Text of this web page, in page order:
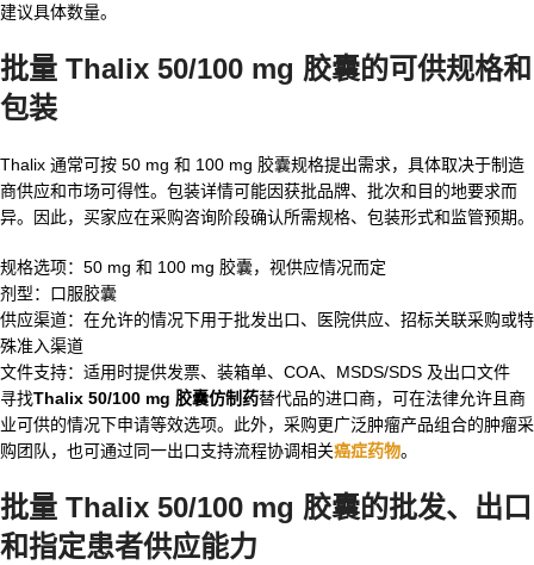
建议具体数量。
批量 Thalix 50/100 mg 胶囊的可供规格和
包装
Thalix 通常可按 50 mg 和 100 mg 胶囊规格提出需求，具体取决于制造
商供应和市场可得性。包装详情可能因获批品牌、批次和目的地要求而
异。因此，买家应在采购咨询阶段确认所需规格、包装形式和监管预期。
规格选项：50 mg 和 100 mg 胶囊，视供应情况而定
剂型：口服胶囊
供应渠道：在允许的情况下用于批发出口、医院供应、招标关联采购或特
殊准入渠道
文件支持：适用时提供发票、装箱单、COA、MSDS/SDS 及出口文件
寻找Thalix 50/100 mg 胶囊仿制药替代品的进口商，可在法律允许且商
业可供的情况下申请等效选项。此外，采购更广泛肿瘤产品组合的肿瘤采
购团队，也可通过同一出口支持流程协调相关癌症药物。
批量 Thalix 50/100 mg 胶囊的批发、出口
和指定患者供应能力